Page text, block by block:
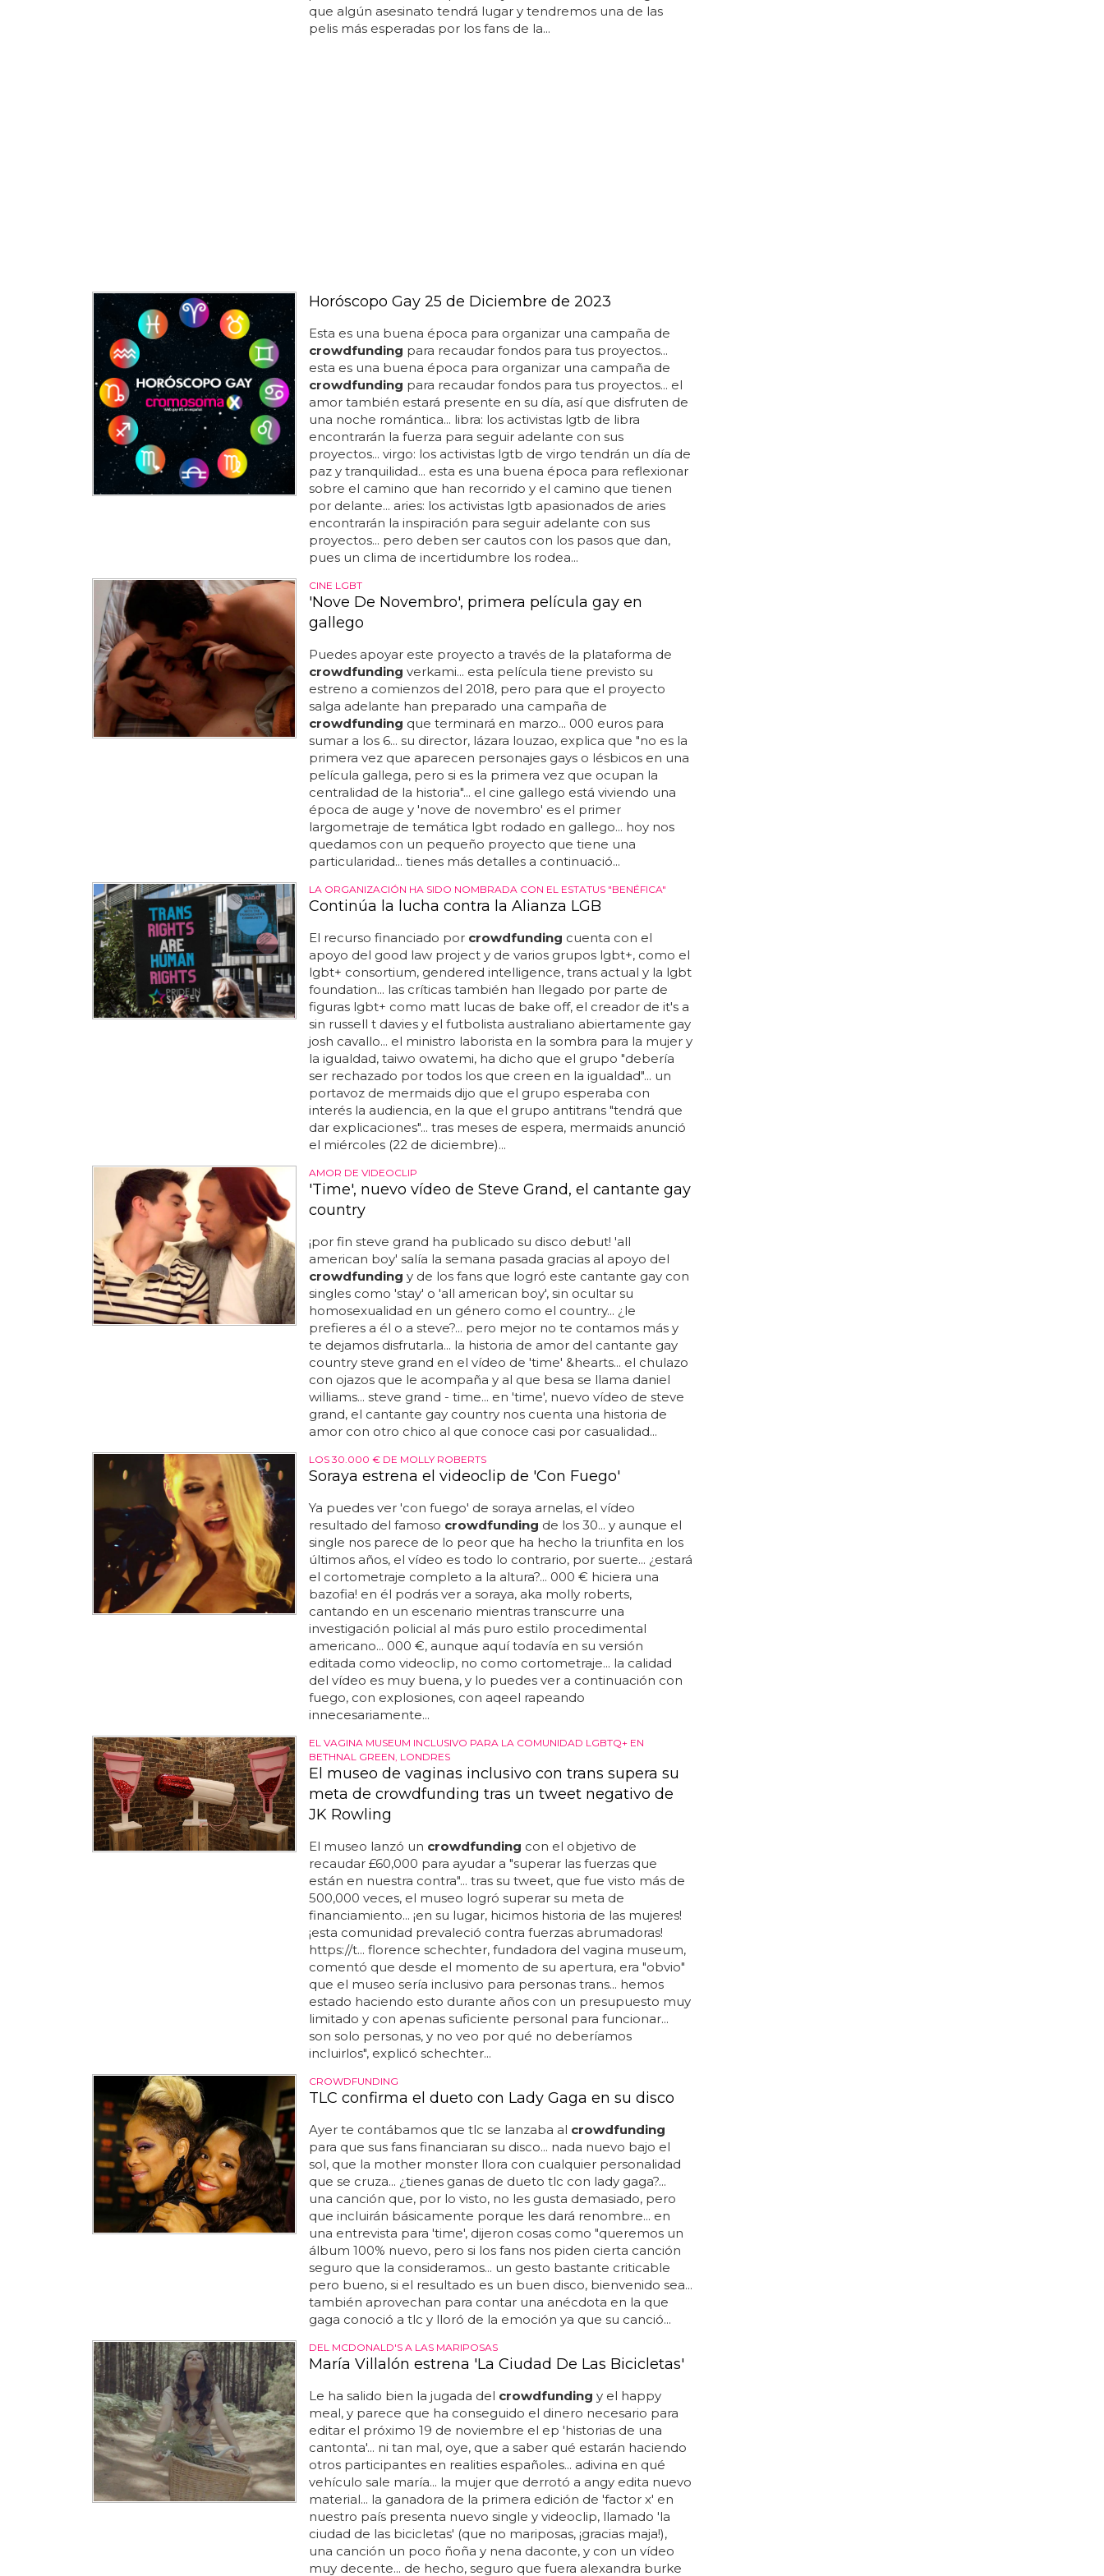
que algún asesinato tendrá lugar y tendremos una de las
pelis más esperadas por los fans de la...
Horóscopo Gay 25 de Diciembre de 2023
Esta es una buena época para organizar una campaña de
crowdfunding para recaudar fondos para tus proyectos...
esta es una buena época para organizar una campaña de
crowdfunding para recaudar fondos para tus proyectos... el
amor también estará presente en su día, así que disfruten de
una noche romántica... libra: los activistas lgtb de libra
encontrarán la fuerza para seguir adelante con sus
proyectos... virgo: los activistas lgtb de virgo tendrán un día de
paz y tranquilidad... esta es una buena época para reflexionar
sobre el camino que han recorrido y el camino que tienen
por delante... aries: los activistas lgtb apasionados de aries
encontrarán la inspiración para seguir adelante con sus
proyectos... pero deben ser cautos con los pasos que dan,
pues un clima de incertidumbre los rodea...
CINE LGBT
'Nove De Novembro', primera película gay en
gallego
Puedes apoyar este proyecto a través de la plataforma de
crowdfunding verkami... esta película tiene previsto su
estreno a comienzos del 2018, pero para que el proyecto
salga adelante han preparado una campaña de
crowdfunding que terminará en marzo... 000 euros para
sumar a los 6... su director, lázara louzao, explica que "no es la
primera vez que aparecen personajes gays o lésbicos en una
película gallega, pero si es la primera vez que ocupan la
centralidad de la historia"... el cine gallego está viviendo una
época de auge y 'nove de novembro' es el primer
largometraje de temática lgbt rodado en gallego... hoy nos
quedamos con un pequeño proyecto que tiene una
particularidad... tienes más detalles a continuació...
LA ORGANIZACIÓN HA SIDO NOMBRADA CON EL ESTATUS "BENÉFICA"
Continúa la lucha contra la Alianza LGB
El recurso financiado por crowdfunding cuenta con el
apoyo del good law project y de varios grupos lgbt+, como el
lgbt+ consortium, gendered intelligence, trans actual y la lgbt
foundation... las críticas también han llegado por parte de
figuras lgbt+ como matt lucas de bake off, el creador de it's a
sin russell t davies y el futbolista australiano abiertamente gay
josh cavallo... el ministro laborista en la sombra para la mujer y
la igualdad, taiwo owatemi, ha dicho que el grupo "debería
ser rechazado por todos los que creen en la igualdad"... un
portavoz de mermaids dijo que el grupo esperaba con
interés la audiencia, en la que el grupo antitrans "tendrá que
dar explicaciones"... tras meses de espera, mermaids anunció
el miércoles (22 de diciembre)...
AMOR DE VIDEOCLIP
'Time', nuevo vídeo de Steve Grand, el cantante gay
country
¡por fin steve grand ha publicado su disco debut! 'all
american boy' salía la semana pasada gracias al apoyo del
crowdfunding y de los fans que logró este cantante gay con
singles como 'stay' o 'all american boy', sin ocultar su
homosexualidad en un género como el country... ¿le
prefieres a él o a steve?... pero mejor no te contamos más y
te dejamos disfrutarla... la historia de amor del cantante gay
country steve grand en el vídeo de 'time' &hearts... el chulazo
con ojazos que le acompaña y al que besa se llama daniel
williams... steve grand - time... en 'time', nuevo vídeo de steve
grand, el cantante gay country nos cuenta una historia de
amor con otro chico al que conoce casi por casualidad...
LOS 30.000 € DE MOLLY ROBERTS
Soraya estrena el videoclip de 'Con Fuego'
Ya puedes ver 'con fuego' de soraya arnelas, el vídeo
resultado del famoso crowdfunding de los 30... y aunque el
single nos parece de lo peor que ha hecho la triunfita en los
últimos años, el vídeo es todo lo contrario, por suerte... ¿estará
el cortometraje completo a la altura?... 000 € hiciera una
bazofia! en él podrás ver a soraya, aka molly roberts,
cantando en un escenario mientras transcurre una
investigación policial al más puro estilo procedimental
americano... 000 €, aunque aquí todavía en su versión
editada como videoclip, no como cortometraje... la calidad
del vídeo es muy buena, y lo puedes ver a continuación con
fuego, con explosiones, con aqeel rapeando
innecesariamente...
EL VAGINA MUSEUM INCLUSIVO PARA LA COMUNIDAD LGBTQ+ EN
BETHNAL GREEN, LONDRES
El museo de vaginas inclusivo con trans supera su
meta de crowdfunding tras un tweet negativo de
JK Rowling
El museo lanzó un crowdfunding con el objetivo de
recaudar £60,000 para ayudar a "superar las fuerzas que
están en nuestra contra"... tras su tweet, que fue visto más de
500,000 veces, el museo logró superar su meta de
financiamiento... ¡en su lugar, hicimos historia de las mujeres!
¡esta comunidad prevaleció contra fuerzas abrumadoras!
https://t... florence schechter, fundadora del vagina museum,
comentó que desde el momento de su apertura, era "obvio"
que el museo sería inclusivo para personas trans... hemos
estado haciendo esto durante años con un presupuesto muy
limitado y con apenas suficiente personal para funcionar...
son solo personas, y no veo por qué no deberíamos
incluirlos", explicó schechter...
CROWDFUNDING
TLC confirma el dueto con Lady Gaga en su disco
Ayer te contábamos que tlc se lanzaba al crowdfunding
para que sus fans financiaran su disco... nada nuevo bajo el
sol, que la mother monster llora con cualquier personalidad
que se cruza... ¿tienes ganas de dueto tlc con lady gaga?...
una canción que, por lo visto, no les gusta demasiado, pero
que incluirán básicamente porque les dará renombre... en
una entrevista para 'time', dijeron cosas como "queremos un
álbum 100% nuevo, pero si los fans nos piden cierta canción
seguro que la consideramos... un gesto bastante criticable
pero bueno, si el resultado es un buen disco, bienvenido sea...
también aprovechan para contar una anécdota en la que
gaga conoció a tlc y lloró de la emoción ya que su canció...
DEL MCDONALD'S A LAS MARIPOSAS
María Villalón estrena 'La Ciudad De Las Bicicletas'
Le ha salido bien la jugada del crowdfunding y el happy
meal, y parece que ha conseguido el dinero necesario para
editar el próximo 19 de noviembre el ep 'historias de una
cantonta'... ni tan mal, oye, que a saber qué estarán haciendo
otros participantes en realities españoles... adivina en qué
vehículo sale maría... la mujer que derrotó a angy edita nuevo
material... la ganadora de la primera edición de 'factor x' en
nuestro país presenta nuevo single y videoclip, llamado 'la
ciudad de las bicicletas' (que no mariposas, ¡gracias maja!),
una canción un poco ñoña y nena daconte, y con un vídeo
muy decente... de hecho, seguro que fuera alexandra burke